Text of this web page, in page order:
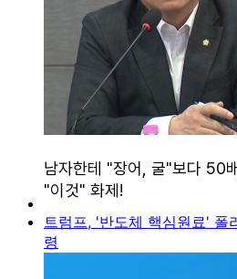
트럼프, '반도체 핵심원료' 폴
령